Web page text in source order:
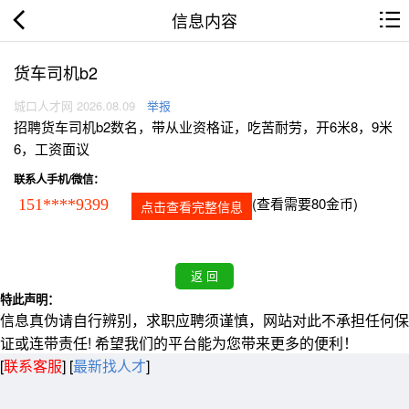
信息内容
货车司机b2
城口人才网 2026.08.09 举报
招聘货车司机b2数名，带从业资格证，吃苦耐劳，开6米8，9米
6，工资面议
联系人手机/微信：
151****9399 点击查看完整信息 (查看需要80金币)
特此声明：
信息真伪请自行辨别，求职应聘须谨慎，网站对此不承担任何保
证或连带责任! 希望我们的平台能为您带来更多的便利！
[联系客服] [最新找人才]